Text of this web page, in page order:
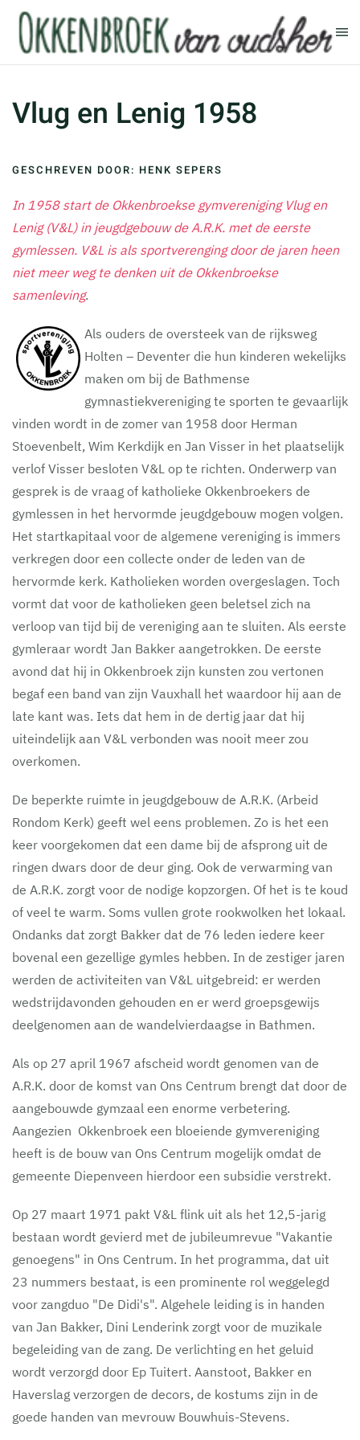
Terug naar hoofdinhoud
Vlug en Lenig 1958
GESCHREVEN DOOR: HENK SEPERS
In 1958 start de Okkenbroekse gymvereniging Vlug en
Lenig (V&L) in jeugdgebouw de A.R.K. met de eerste
gymlessen. V&L is als sportverenging door de jaren heen
niet meer weg te denken uit de Okkenbroekse
samenleving.
Als ouders de oversteek van de rijksweg
Holten – Deventer die hun kinderen wekelijks
maken om bij de Bathmense
gymnastiekvereniging te sporten te gevaarlijk
vinden wordt in de zomer van 1958 door Herman
Stoevenbelt, Wim Kerkdijk en Jan Visser in het plaatselijk
verlof Visser besloten V&L op te richten. Onderwerp van
gesprek is de vraag of katholieke Okkenbroekers de
gymlessen in het hervormde jeugdgebouw mogen volgen.
Het startkapitaal voor de algemene vereniging is immers
verkregen door een collecte onder de leden van de
hervormde kerk. Katholieken worden overgeslagen. Toch
vormt dat voor de katholieken geen beletsel zich na
verloop van tijd bij de vereniging aan te sluiten. Als eerste
gymleraar wordt Jan Bakker aangetrokken. De eerste
avond dat hij in Okkenbroek zijn kunsten zou vertonen
begaf een band van zijn Vauxhall het waardoor hij aan de
late kant was. Iets dat hem in de dertig jaar dat hij
uiteindelijk aan V&L verbonden was nooit meer zou
overkomen.
De beperkte ruimte in jeugdgebouw de A.R.K. (Arbeid
Rondom Kerk) geeft wel eens problemen. Zo is het een
keer voorgekomen dat een dame bij de afsprong uit de
ringen dwars door de deur ging. Ook de verwarming van
de A.R.K. zorgt voor de nodige kopzorgen. Of het is te koud
of veel te warm. Soms vullen grote rookwolken het lokaal.
Ondanks dat zorgt Bakker dat de 76 leden iedere keer
bovenal een gezellige gymles hebben. In de zestiger jaren
werden de activiteiten van V&L uitgebreid: er werden
wedstrijdavonden gehouden en er werd groepsgewijs
deelgenomen aan de wandelvierdaagse in Bathmen.
Als op 27 april 1967 afscheid wordt genomen van de
A.R.K. door de komst van Ons Centrum brengt dat door de
aangebouwde gymzaal een enorme verbetering.
Aangezien Okkenbroek een bloeiende gymvereniging
heeft is de bouw van Ons Centrum mogelijk omdat de
gemeente Diepenveen hierdoor een subsidie verstrekt.
Op 27 maart 1971 pakt V&L flink uit als het 12,5-jarig
bestaan wordt gevierd met de jubileumrevue "Vakantie
genoegens" in Ons Centrum. In het programma, dat uit
23 nummers bestaat, is een prominente rol weggelegd
voor zangduo "De Didi's". Algehele leiding is in handen
van Jan Bakker, Dini Lenderink zorgt voor de muzikale
begeleiding van de zang. De verlichting en het geluid
wordt verzorgd door Ep Tuitert. Aanstoot, Bakker en
Haverslag verzorgen de decors, de kostums zijn in de
goede handen van mevrouw Bouwhuis-Stevens.